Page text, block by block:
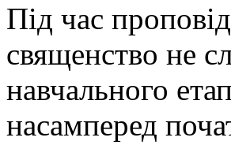
Під час
священство не
навчального
насамперед